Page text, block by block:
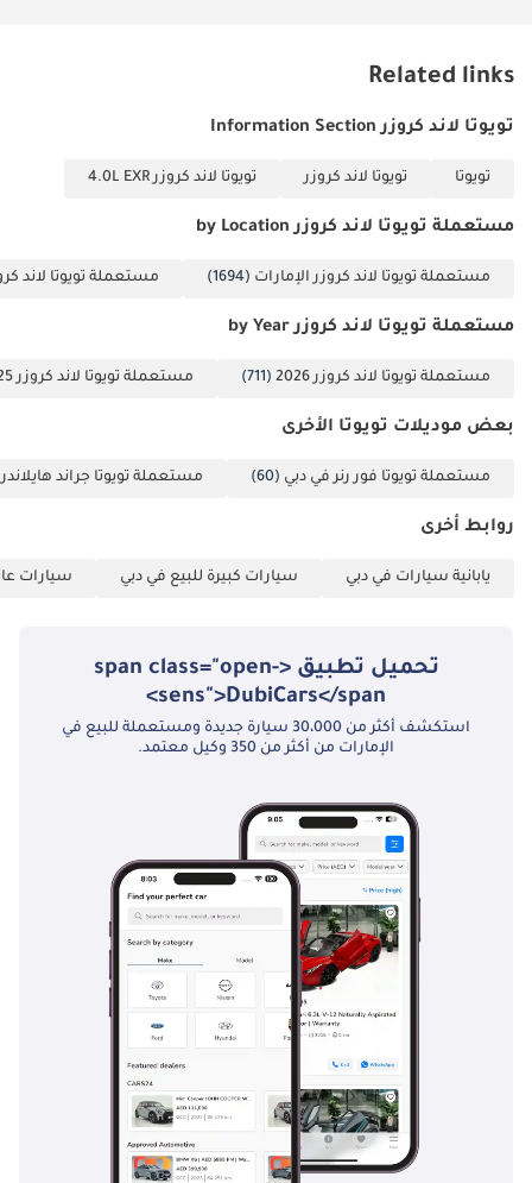
Related links
تويوتا لاند كروزر Information Section
تويوتا تويوتا لاند كروزر تويوتا لاند كروزر 4.0L EXR
مستعملة تويوتا لاند كروزر by Location
مستعملة تويوتا لاند كروزر الإمارات (1694) مستعملة تويوتا لاند
مستعملة تويوتا لاند كروزر by Year
مستعملة تويوتا لاند كروزر 2026 (711) مستعملة تويوتا لاند كروزر 2025
بعض موديلات تويوتا الأخرى
مستعملة تويوتا فور رنر في دبي (60) مستعملة تويوتا جراند
روابط أخرى
يابانية سيارات في دبي سيارات كبيرة للبيع في دبي سيارات
تحميل تطبيق <span class="open-
sens">DubiCars</span>
استكشف أكثر من 30،000 سيارة جديدة ومستعملة للبيع في
الإمارات من أكثر من 350 وكيل معتمد.
معايير السلامة راحة البال، مع العلم أن سلامة هيكل السيارة عالمية
المستوى، مما يوفر أفضل حماية ممكنة لأثمن ما تملك في كل رحلة.
الخلاصة
هذه فرصة نادرة للمشتري في دول مجلس التعاون الخليجي الذي يبحث عن
وكأنها جديدة. إنها فرصة مثالية لمن يرغب في اقتناء سيارة دفع رباعي
الأخرى في السوق.
تم إنشاء هذه الإحصاءات بواسطة الذكاء الاصطناعي اعتماداً على بيانات
خبراء السوق. يُرجى دائماً فحص السيارة قبل الشراء.